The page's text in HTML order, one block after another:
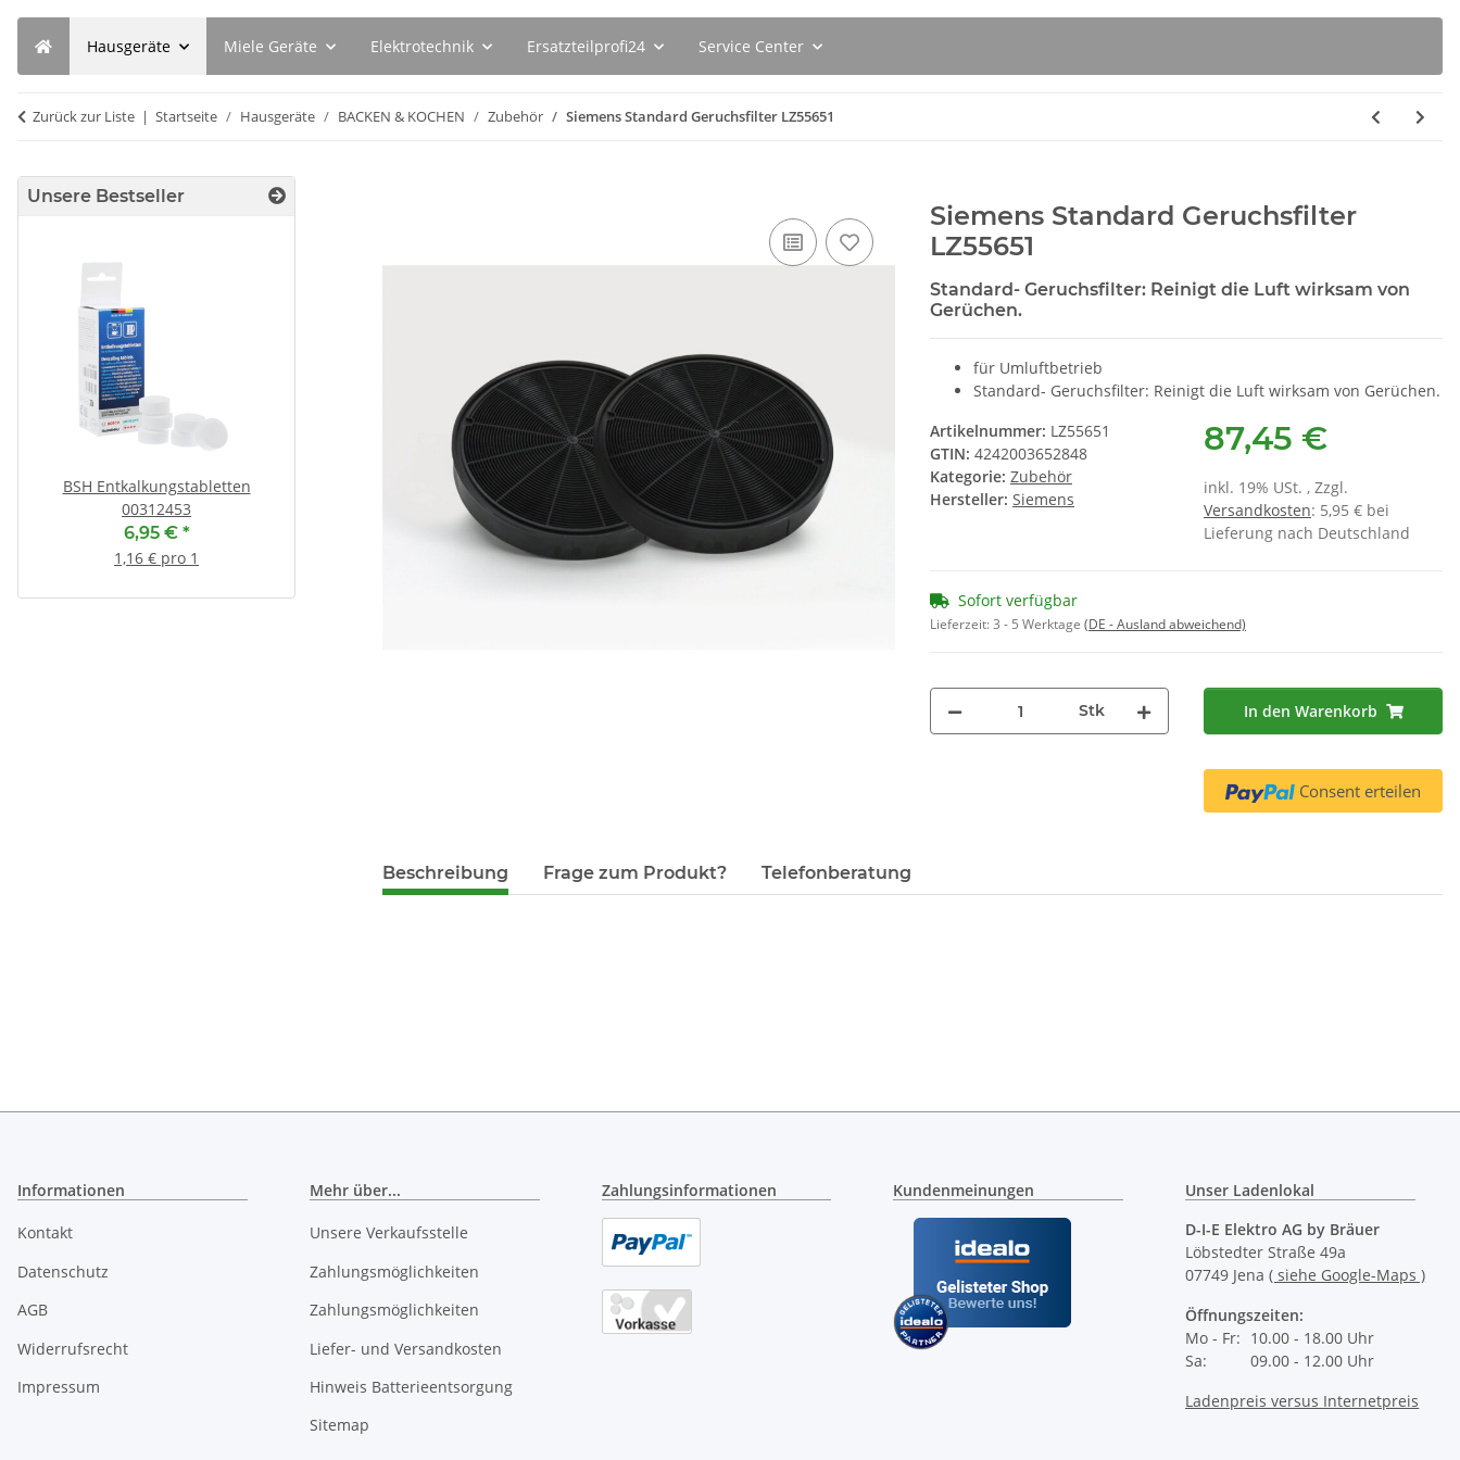
Hausgeräte Miele Geräte Elektrotechnik Ersatzteilprofi24 Service Center
Zurück zur Liste Startseite Hausgeräte BACKEN & KOCHEN Zubehör Siemens Standard Geruchsfilter LZ55651
Siemens Standard Geruchsfilter
LZ55651
Standard- Geruchsfilter: Reinigt die Luft wirksam von
Gerüchen.
für Umluftbetrieb
Standard- Geruchsfilter: Reinigt die Luft wirksam von Gerüchen.
Artikelnummer: LZ55651
GTIN: 4242003652848
Kategorie: Zubehör
Hersteller: Siemens
87,45 €
inkl. 19% USt. , Zzgl.
Versandkosten: 5,95 € bei
Lieferung nach Deutschland
Sofort verfügbar
Lieferzeit:3 - 5 Werktage (DE - Ausland abweichend)
Stk In den Warenkorb
Consent erteilen
Beschreibung Frage zum Produkt? Telefonberatung
Unsere Bestseller
BSH Entkalkungstabletten
00312453
6,95 € *
1,16 € pro 1
SEBO Filterbox D 8120ER
*
1,74 € pro 1
BSH Spülmaschinenreiniger
00312478 00312477 ( 4 x 45g )
Ersatz für 00312194
7,95 €*
44,17 € pro 1 kg
BSH Flüssigentkalker 00311680 (
500 ml )
SUSPA Original Stoßdämpfer
RD12 für Miele 4151283 - 2er Set
16,50 €*
Informationen
Kontakt
Datenschutz
AGB
Widerrufsrecht
Impressum
Mehr über...
Unsere Verkaufsstelle
Zahlungsmöglichkeiten
Zahlungsmöglichkeiten
Liefer- und Versandkosten
Hinweis Batterieentsorgung
Sitemap
Zahlungsinformationen Kundenmeinungen
Unser Ladenlokal
D-I-E Elektro AG by Bräuer
Löbstedter Straße 49a
07749 Jena( siehe Google-Maps )
Öffnungszeiten:
Mo - Fr: 10.00 - 18.00 Uhr
Sa:
09.00 - 12.00 Uhr
Ladenpreis versus Internetpreis